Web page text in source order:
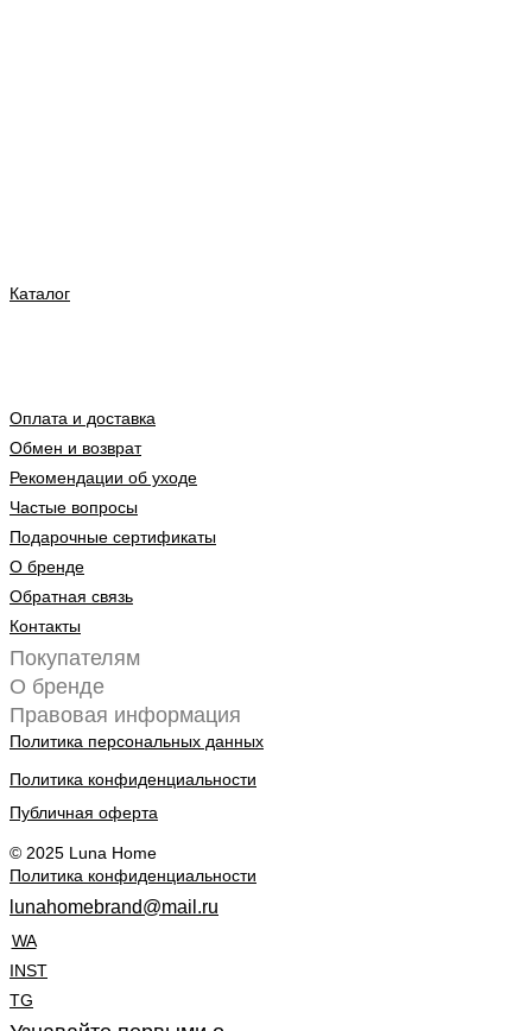
Каталог
Оплата и доставка
Обмен и возврат
Рекомендации об уходе
Частые вопросы
Подарочные сертификаты
О бренде
Обратная связь
Контакты
Покупателям
О бренде
Правовая информация
Политика персональных данных
Политика конфиденциальности
Публичная оферта
© 2025 Luna Home
Политика конфиденциальности
lunahomebrand@mail.ru
WA
INST
TG